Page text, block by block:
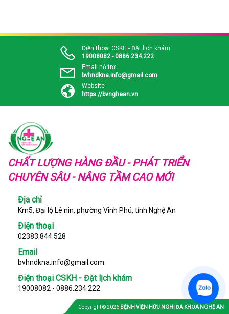
Điện thoại CSKH - Đặt lịch khám
19008082 - 0886.234.222
Email hỗ trợ
bvhndkna.info@gmail.com
Website
https://bvnghean.vn
CHẤT LƯỢNG HÀNG ĐẦU - PHÁT TRIỂN
CHUYÊN SÂU - NÂNG TẦM CAO MỚI
Địa chỉ
Km5, Đại lộ Lê nin, phường Vinh Phú, tỉnh Nghệ An
Điện thoại
02383.844.528
Email
bvhndkna.info@gmail.com
Điện thoại CSKH - Đặt lịch khám
19008082 - 0886.234.222
Copyright © 2026 BỆNH VIỆN HỮU NGHỊ ĐA KHOA NGHỆ AN